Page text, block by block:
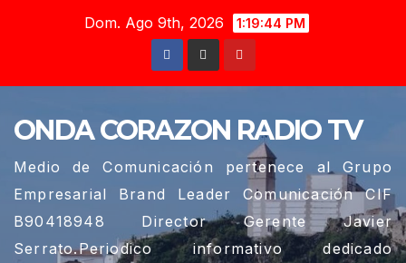
Dom. Ago 9th, 2026 1:19:45 PM
ONDA CORAZON RADIO TV
Medio de Comunicación pertenece al Grupo
Empresarial Brand Leader Comunicación CIF
B90418948 Director Gerente Javier
Serrato.Periodico informativo dedicado